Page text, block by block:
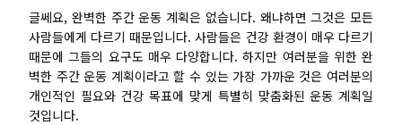
업데이트 일기
기업
글쎄요, 완벽한 주간 운동 계획은 없습니다. 왜냐하면 그것은 모든
사람들에게 다르기 때문입니다. 사람들은 건강 환경이 매우 다르기
때문에 그들의 요구도 매우 다양합니다. 하지만 여러분을 위한 완
벽한 주간 운동 계획이라고 할 수 있는 가장 가까운 것은 여러분의
개인적인 필요와 건강 목표에 맞게 특별히 맞춤화된 운동 계획일
것입니다.